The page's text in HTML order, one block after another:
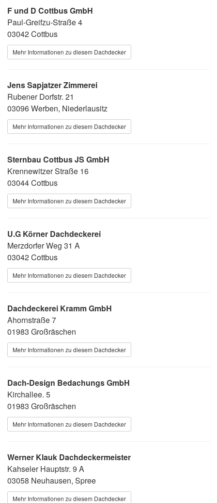
F und D Cottbus GmbH
Paul-Greifzu-Straße 4
03042 Cottbus
Mehr Informationen zu diesem Dachdecker
Jens Sapjatzer Zimmerei
Rubener Dorfstr. 21
03096 Werben, Niederlausitz
Mehr Informationen zu diesem Dachdecker
Sternbau Cottbus JS GmbH
Krennewitzer Straße 16
03044 Cottbus
Mehr Informationen zu diesem Dachdecker
U.G Körner Dachdeckerei
Merzdorfer Weg 31 A
03042 Cottbus
Mehr Informationen zu diesem Dachdecker
Dachdeckerei Kramm GmbH
Ahornstraße 7
01983 Großräschen
Mehr Informationen zu diesem Dachdecker
Dach-Design Bedachungs GmbH
Kirchallee. 5
01983 Großräschen
Mehr Informationen zu diesem Dachdecker
Werner Klauk Dachdeckermeister
Kahseler Hauptstr. 9 A
03058 Neuhausen, Spree
Mehr Informationen zu diesem Dachdecker